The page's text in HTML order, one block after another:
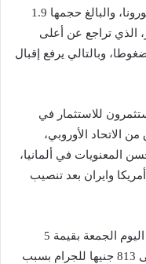
الاقتصاد على التعافي من أزمة فيروس كورونا، والبالغ حجمها 1.9
الذي تراجع عن أعلى
وبالتالي يرفع إقبال
للاستثمار في
الاتحاد الأوروبي،
المعنويات في ألمانيا،
وايران بعد تنصيب
ووأكد أن أسعار الذهب فى مصر تراجعت اليوم الجمعة بقيمة 5
جنيهات لعيار 21 من 818 جنيها للجرام إلى 813 جنيها للجرام بسبب